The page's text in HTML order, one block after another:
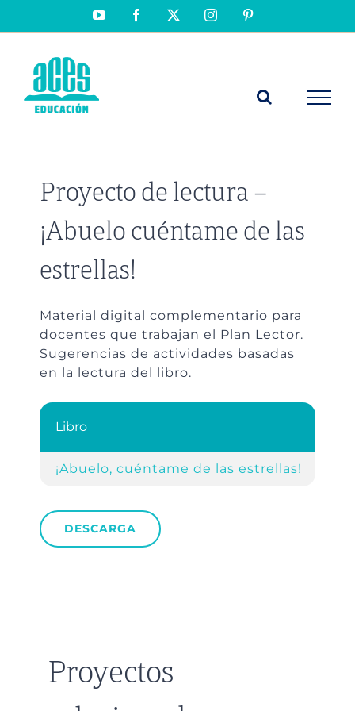
YouTubeFacebook Instagram
Proyecto de lectura –
¡Abuelo cuéntame de las
estrellas!
Material digital complementario para
docentes que trabajan el Plan Lector.
Sugerencias de actividades basadas
en la lectura del libro.
Libro
¡Abuelo, cuéntame de las estrellas!
DESCARGA
Proyectos